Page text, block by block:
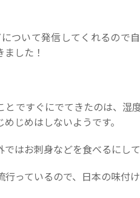
について発信してくれるの
した！
とですぐにでてきたのは、湿
じめはしないようです。
ではお刺身などを食べるにし
っているので、日本の味付